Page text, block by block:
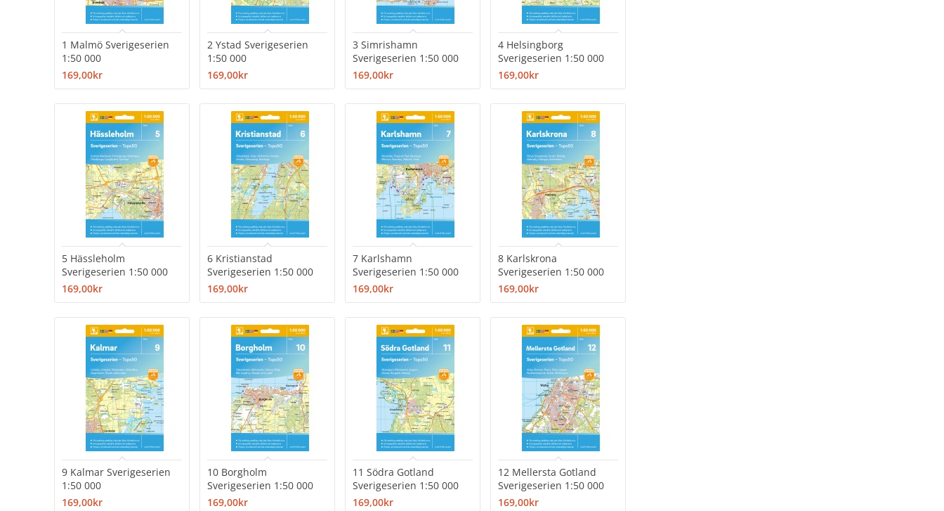
1 Malmö Sverigeserien
1:50 000
169,00kr
2 Ystad Sverigeserien
1:50 000
169,00kr
3 Simrishamn
Sverigeserien 1:50 000
169,00kr
4 Helsingborg
Sverigeserien 1:50 000
169,00kr
5 Hässleholm
Sverigeserien 1:50 000
169,00kr
6 Kristianstad
Sverigeserien 1:50 000
169,00kr
7 Karlshamn
Sverigeserien 1:50 000
169,00kr
8 Karlskrona
Sverigeserien 1:50 000
169,00kr
9 Kalmar Sverigeserien
1:50 000
169,00kr
10 Borgholm
Sverigeserien 1:50 000
169,00kr
11 Södra Gotland
Sverigeserien 1:50 000
169,00kr
12 Mellersta Gotland
Sverigeserien 1:50 000
169,00kr